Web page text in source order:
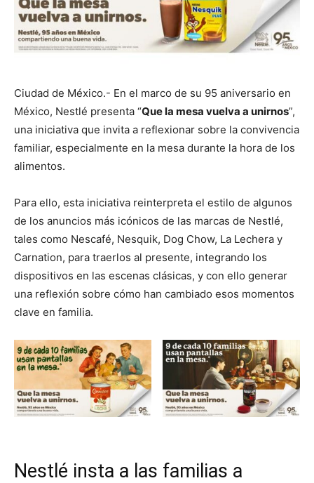
Ciudad de México.- En el marco de su 95 aniversario en
México, Nestlé presenta “Que la mesa vuelva a unirnos”,
una iniciativa que invita a reflexionar sobre la convivencia
familiar, especialmente en la mesa durante la hora de los
alimentos.
Para ello, esta iniciativa reinterpreta el estilo de algunos
de los anuncios más icónicos de las marcas de Nestlé,
tales como Nescafé, Nesquik, Dog Chow, La Lechera y
Carnation, para traerlos al presente, integrando los
dispositivos en las escenas clásicas, y con ello generar
una reflexión sobre cómo han cambiado esos momentos
clave en familia.
Nestlé insta a las familias a